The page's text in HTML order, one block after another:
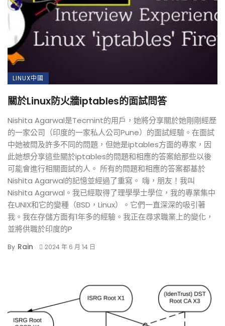
LINUX中國
關於Linux防火牆iptables的面試問答
Nishita Agarwal是Tecmint的用戶，她將分享關於她剛剛經歷
的一家公司（印度的一家私人公司Pune）的面試經驗。在面試
中她被問及許多不同的問題，但她是iptables方面的專家，因
此她想分享這些關於iptables的問題和相應的答案給那些以後
可能會進行相關面試的人。 所有的問題和相應的答案都基於
Nishita Agarwal的記憶並經過了重寫。 嗨，朋友！我叫
Nishita Agarwal。我已經取得了理學學士學位，我的專業集中
在UNIX和它的變種（BSD，Linux）。它們一直深深的吸引著
我。我在存儲方面有1年多的經驗。我正在尋求職業上的變化，
並將供職於印度的P
By Rain 2024 年 6 月 14 日